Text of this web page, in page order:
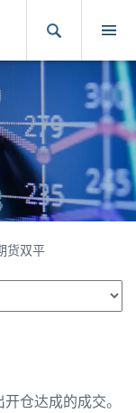
货双平
仓达成的成交。